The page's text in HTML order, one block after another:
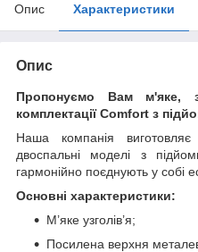
Опис Характеристики
Опис
Пропонуємо Вам м'яке,
комплектації Comfort з
Наша компанія
двоспальні моделі з
гармонійно поєднують у собі
Основні характеристики:
М’яке узголів’я;
Посилена верхня